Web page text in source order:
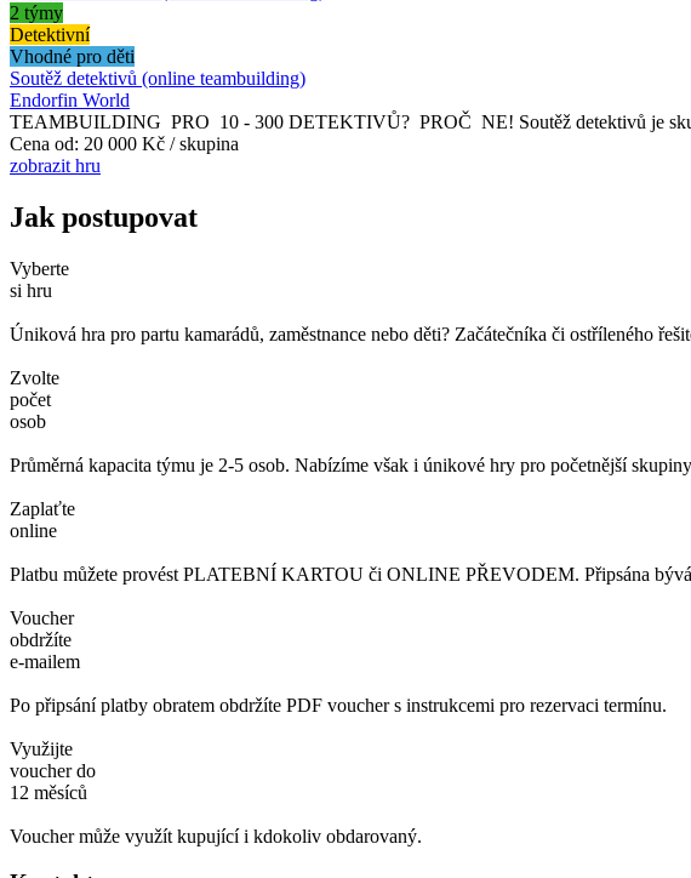
2 týmy
Detektivní
Vhodné pro děti
Soutěž detektivů (online teambuilding)
Endorfin World
TEAMBUILDING PRO 10 - 300 DETEKTIVŮ? PROČ NE! Soutěž detektivů je
Cena od: 20 000 Kč / skupina
zobrazit hru
Jak postupovat
Vyberte
si hru
Úniková hra pro partu kamarádů, zaměstnance nebo děti? Začátečníka či ostříleného
Zvolte
počet
osob
Průměrná kapacita týmu je 2-5 osob. Nabízíme však i únikové hry pro početnější
Zaplaťte
online
Platbu můžete provést PLATEBNÍ KARTOU či ONLINE PŘEVODEM. Připsána
Voucher
obdržíte
e-mailem
Po připsání platby obratem obdržíte PDF voucher s instrukcemi pro rezervaci termínu.
Využijte
voucher do
12 měsíců
Voucher může využít kupující i kdokoliv obdarovaný.